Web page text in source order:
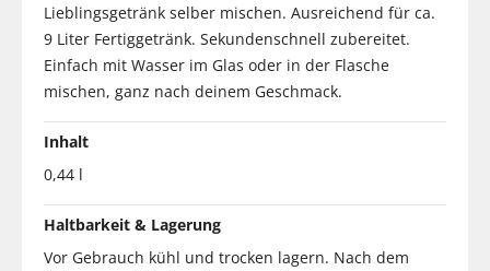
Lieblingsgetränk selber mischen. Ausreichend für ca.
9 Liter Fertiggetränk. Sekundenschnell zubereitet.
Einfach mit Wasser im Glas oder in der Flasche
mischen, ganz nach deinem Geschmack.
Inhalt
0,44 l
Haltbarkeit & Lagerung
Vor Gebrauch kühl und trocken lagern. Nach dem